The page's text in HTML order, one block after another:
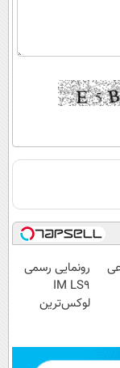
رونمایی رسمی
IM LS9
لوکس‌ترین